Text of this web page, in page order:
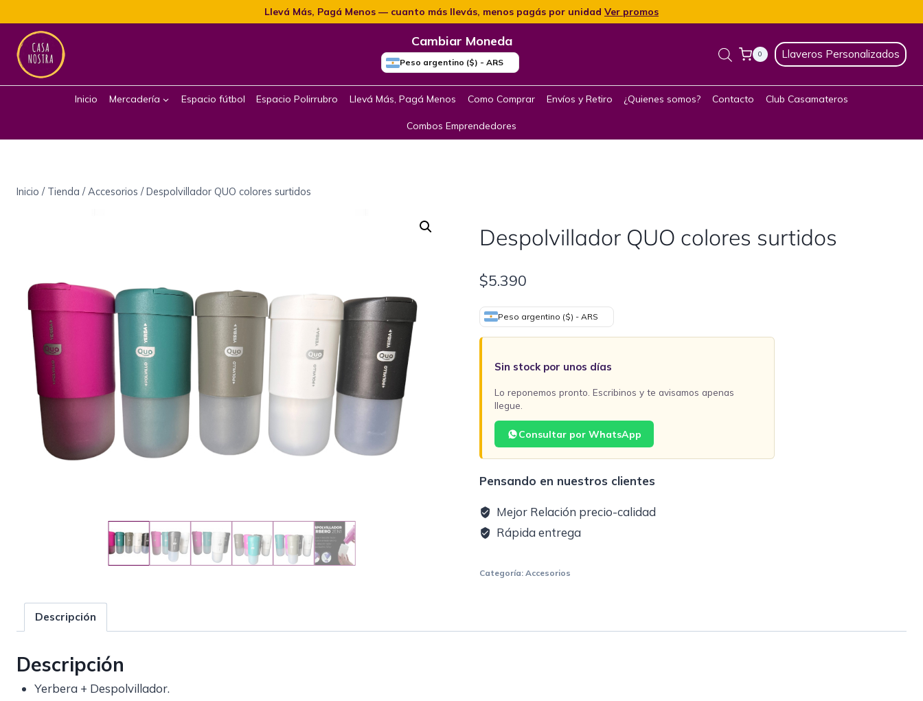
Llevá Más, Pagá Menos — cuanto más llevás, menos pagás por unidad Ver promos
Cambiar Moneda
Peso argentino ($) - ARS
0 Llaveros Personalizados
Inicio Mercadería Espacio fútbol Espacio Polirrubro Llevá Más, Pagá Menos Como Comprar Envíos y Retiro ¿Quienes somos? Contacto Club Casamateros
Combos Emprendedores
Inicio / Tienda / Accesorios / Despolvillador QUO colores surtidos
Despolvillador QUO colores surtidos
$5.390
Peso argentino ($) - ARS
Sin stock por unos días
Lo reponemos pronto. Escribinos y te avisamos apenas
llegue.
Consultar por WhatsApp
Pensando en nuestros clientes
Mejor Relación precio-calidad
Rápida entrega
Categoría: Accesorios
Descripción
Descripción
Yerbera + Despolvillador.